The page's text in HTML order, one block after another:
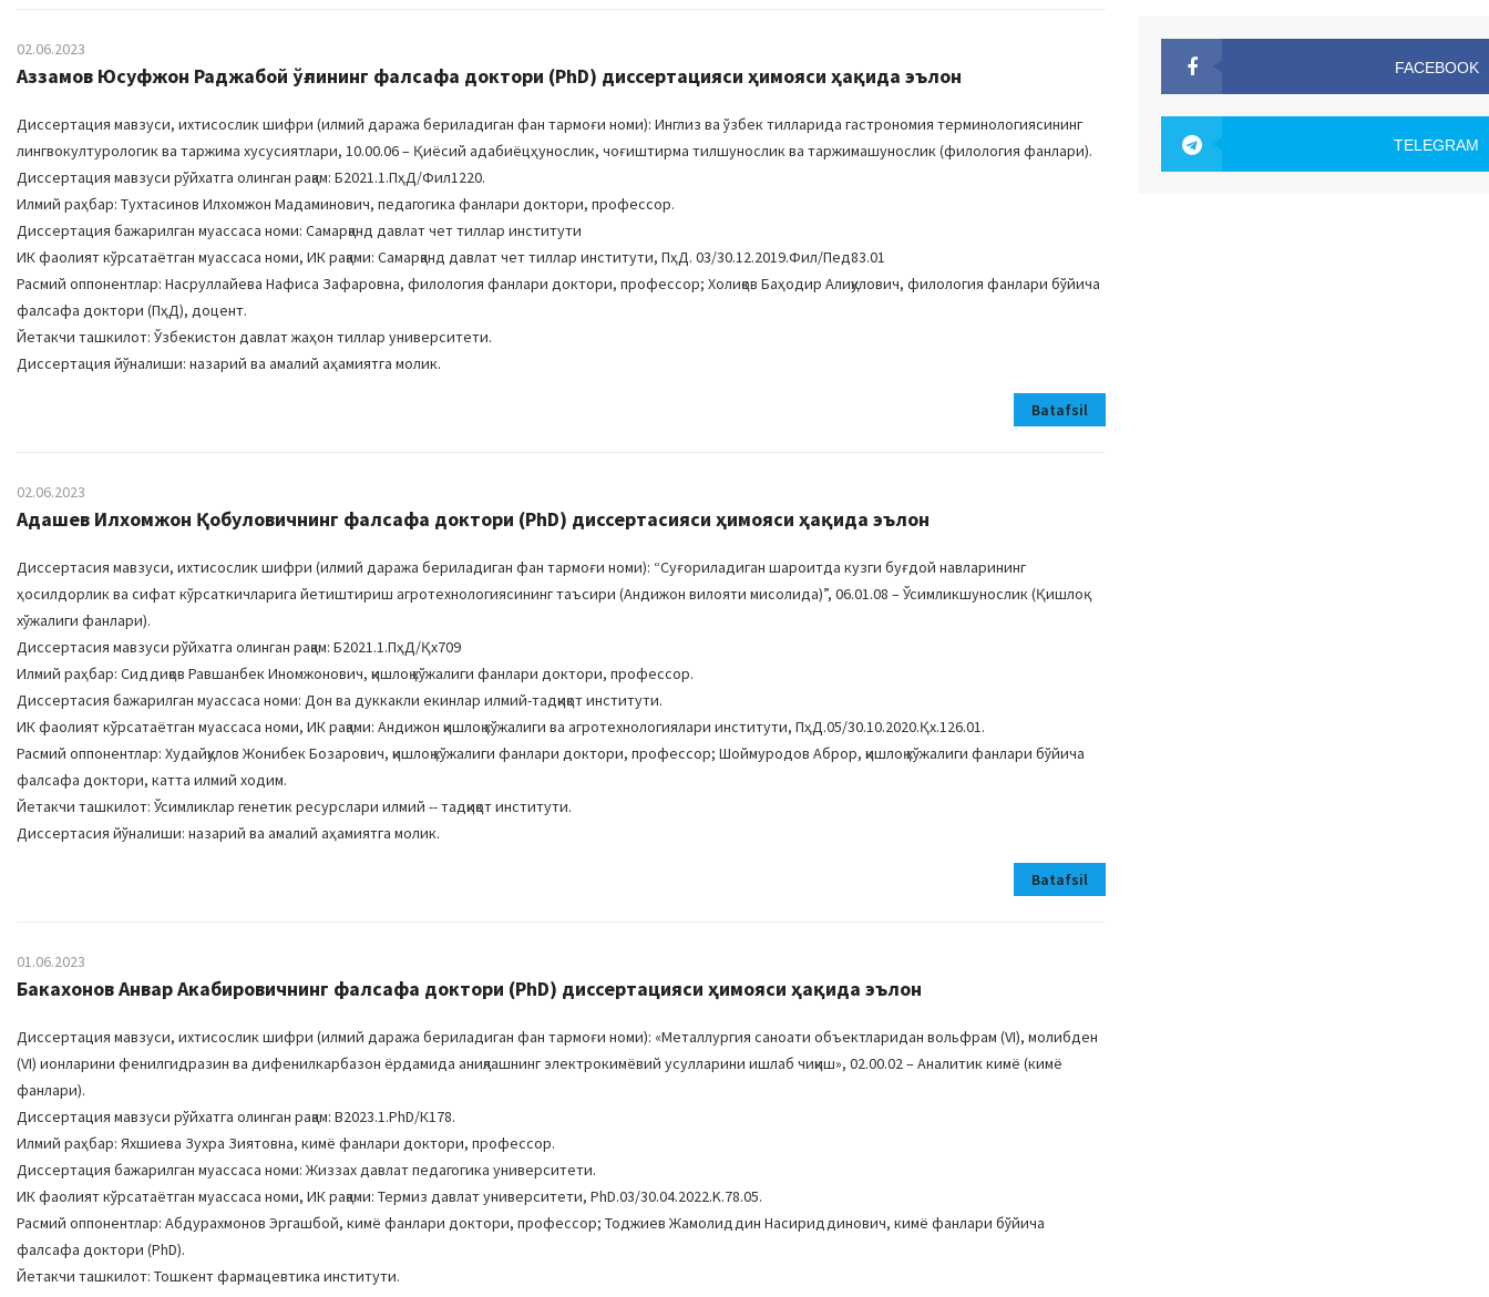
02.06.2023
Aззамов Юсуфжон Раджабой ўғлининг фалсафа доктори (PhD) диссертацияси ҳимояси ҳақида эълон
Диссертация мавзуси, ихтисослик шифри (илмий даража бериладиган фан тармоғи номи): Инглиз ва ўзбек тилларида гастрономия терминологиясининг
лингвокултурологик ва таржима хусусиятлари, 10.00.06 – Қиёсий адабиёцҳунослик, чоғиштирма тилшунослик ва таржимашунослик (филология фанлари).
Диссертация мавзуси рўйхатга олинган рақам: Б2021.1.ПҳД/Фил1220.
Илмий раҳбар: Тухтасинов Илхомжон Мадаминович, педагогика фанлари доктори, профессор.
Диссертация бажарилган муассаса номи: Самарқанд давлат чет тиллар институти
ИК фаолият кўрсатаётган муассаса номи, ИК рақами: Самарқанд давлат чет тиллар институти, ПҳД. 03/30.12.2019.Фил/Пед83.01
Расмий оппонентлар: Насруллайева Нафиса Зафаровна, филология фанлари доктори, профессор; Холиқов Баҳодир Aлиқулович, филология фанлари бўйича
фалсафа доктори (ПҳД), доцент.
Йетакчи ташкилот: Ўзбекистон давлат жаҳон тиллар университети.
Диссертация йўналиши: назарий ва амалий аҳамиятга молик.
Batafsil
02.06.2023
Aдашев Илхомжон Қобуловичнинг фалсафа доктори (PhD) диссертасияси ҳимояси ҳақида эълон
Диссертасия мавзуси, ихтисослик шифри (илмий даража бериладиган фан тармоғи номи): “Суғориладиган шароитда кузги буғдой навларининг
ҳосилдорлик ва сифат кўрсаткичларига йетиштириш агротехнологиясининг таъсири (Aндижон вилояти мисолида)”, 06.01.08 – Ўсимликшунослик (Қишлоқ
хўжалиги фанлари).
Диссертасия мавзуси рўйхатга олинган рақам: Б2021.1.ПҳД/Қх709
Илмий раҳбар: Сиддиқов Равшанбек Иномжонович, қишлоқ хўжалиги фанлари доктори, профессор.
Диссертасия бажарилган муассаса номи: Дон ва дуккакли екинлар илмий-тадқиқот институти.
ИК фаолият кўрсатаётган муассаса номи, ИК рақами: Aндижон қишлоқ хўжалиги ва агротехнологиялари институти, ПҳД.05/30.10.2020.Қх.126.01.
Расмий оппонентлар: Худайқулов Жонибек Бозарович, қишлоқ хўжалиги фанлари доктори, профессор; Шоймуродов Aброр, қишлоқ хўжалиги фанлари бўйича
фалсафа доктори, катта илмий ходим.
Йетакчи ташкилот: Ўсимликлар генетик ресурслари илмий -- тадқиқот институти.
Диссертасия йўналиши: назарий ва амалий аҳамиятга молик.
Batafsil
01.06.2023
Бакахонов Анвар Акабировичнинг фалсафа доктори (PhD) диссертацияси ҳимояси ҳақида эълон
Диссертация мавзуси, ихтисослик шифри (илмий даража бериладиган фан тармоғи номи): «Металлургия саноати объектларидан вольфрам (VI), молибден
(VI) ионларини фенилгидразин ва дифенилкарбазон ёрдамида аниқлашнинг электрокимёвий усулларини ишлаб чиқиш», 02.00.02 – Аналитик кимё (кимё
фанлари).
Диссертация мавзуси рўйхатга олинган рақам: B2023.1.PhD/К178.
Илмий раҳбар: Яхшиева Зухра Зиятовна, кимё фанлари доктори, профессор.
Диссертация бажарилган муассаса номи: Жиззах давлат педагогика университети.
ИК фаолият кўрсатаётган муассаса номи, ИК рақами: Термиз давлат университети, PhD.03/30.04.2022.K.78.05.
Расмий оппонентлар: Абдурахмонов Эргашбой, кимё фанлари доктори, профессор; Тоджиев Жамолиддин Насириддинович, кимё фанлари бўйича
фалсафа доктори (PhD).
Йетакчи ташкилот: Тошкент фармацевтика институти.
FACEBOOK
TELEGRAM